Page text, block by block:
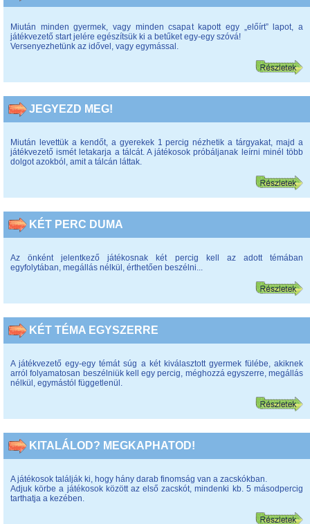
Miután minden gyermek, vagy minden csapat kapott egy „előírt” lapot, a
játékvezető start jelére egészítsük ki a betűket egy-egy szóvá!
Versenyezhetünk az idővel, vagy egymással.
JEGYEZD MEG!
Miután levettük a kendőt, a gyerekek 1 percig nézhetik a tárgyakat, majd a
játékvezető ismét letakarja a tálcát. A játékosok próbáljanak leírni minél több
dolgot azokból, amit a tálcán láttak.
KÉT PERC DUMA
Az önként jelentkező játékosnak két percig kell az adott témában
egyfolytában, megállás nélkül, érthetően beszélni...
KÉT TÉMA EGYSZERRE
A játékvezető egy-egy témát súg a két kiválasztott gyermek fülébe, akiknek
arról folyamatosan beszélniük kell egy percig, méghozzá egyszerre, megállás
nélkül, egymástól függetlenül.
KITALÁLOD? MEGKAPHATOD!
A játékosok találják ki, hogy hány darab finomság van a zacskókban.
Adjuk körbe a játékosok között az első zacskót, mindenki kb. 5 másodpercig
tarthatja a kezében.